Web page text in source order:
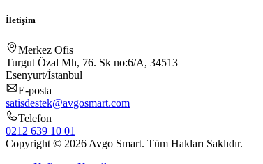
İletişim
Merkez Ofis
Turgut Özal Mh, 76. Sk no:6/A, 34513
Esenyurt/İstanbul
E-posta
satisdestek@avgosmart.com
Telefon
0212 639 10 01
Copyright © 2026 Avgo Smart. Tüm Hakları Saklıdır.